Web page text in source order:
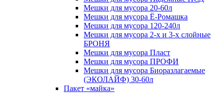
Мешки для мусора 20-60л
Мешки для мусора Ё-Ромашка
Мешки для мусора 120-240л
Мешки для мусора 2-х и 3-х слойные
БРОНЯ
Мешки для мусора Пласт
Мешки для мусора ПРОФИ
Мешки для мусора Биоразлагаемые
(ЭКОЛАЙФ) 30-60л
Пакет «майка»